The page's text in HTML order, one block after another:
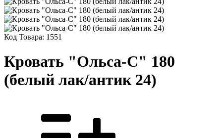
Код Товара: 1551
Кровать "Ольса-С" 180
(белый лак/антик 24)